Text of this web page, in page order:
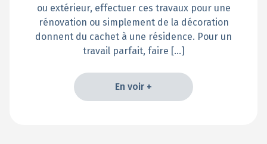
ou extérieur, effectuer ces travaux pour une
rénovation ou simplement de la décoration
donnent du cachet à une résidence. Pour un
travail parfait, faire […]
En voir +